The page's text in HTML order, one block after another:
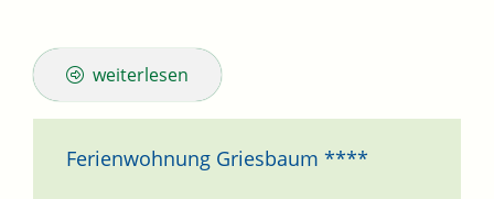
weiterlesen
Ferienwohnung Griesbaum ****